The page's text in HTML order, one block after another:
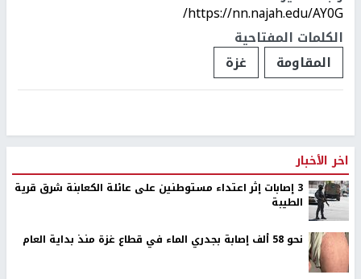
https://nn.najah.edu/AY0G/
الكلمات المفتاحية
المقاومة
غزة
اخر الأخبار
‏3 إصابات إثر اعتداء مستوطنين على عائلة الكعابنة شرق قرية
الطيبة
نحو 58 ألف إصابة بجدري الماء في قطاع غزة منذ بداية العام